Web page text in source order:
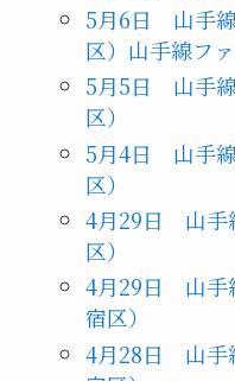
5月6日 山手
区）山手線フ
5月5日 山手
区）
5月4日 山手
区）
4月29日 山手
区）
4月29日 山手
宿区）
4月28日 山手